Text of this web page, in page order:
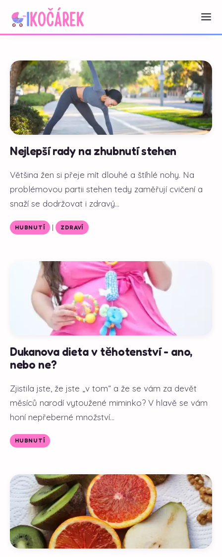
Nejlepší rady na zhubnutí stehen
Většina žen si přeje mít dlouhé a štíhlé nohy. Na
problémovou partii stehen tedy zaměřují cvičení a
snaží se dodržovat i zdravý...
HUBNUTÍ | ZDRAVÍ
Dukanova dieta v těhotenství - ano,
nebo ne?
Zjistila jste, že jste „v tom“ a že se vám za devět
měsíců narodí vytoužené miminko? V hlavě se vám
honí nepřeberné množství...
HUBNUTÍ